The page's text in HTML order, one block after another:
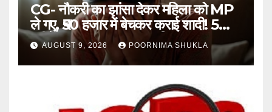
CG- नौकरी का झांसा देकर महिला को MP
ले गए, ₹50 हजार में बेचकर कराई शादी! 5
महीने बाद खुला पूरा राज, 3 गिरफ्तार…
AUGUST 9, 2026 POORNIMA SHUKLA